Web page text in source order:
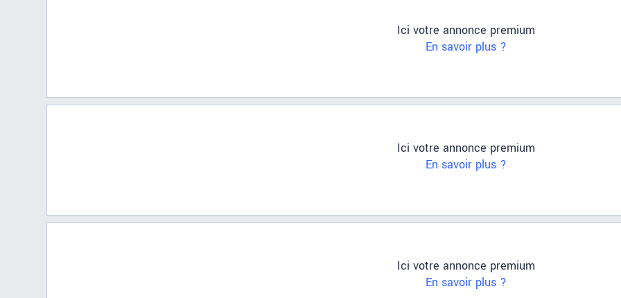
Ici votre annonce premium
En savoir plus ?
Ici votre annonce premium
En savoir plus ?
Ici votre annonce premium
En savoir plus ?